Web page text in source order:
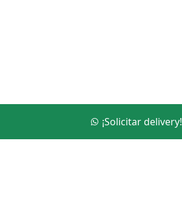
¡Solicitar delivery!